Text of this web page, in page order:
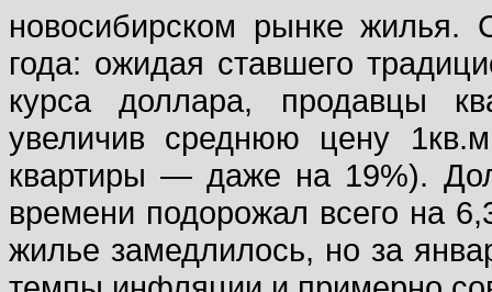
новосибирском рынке жилья.
года: ожидая ставшего
курса доллара, продавцы
увеличив среднюю цену
квартиры — даже на 19%).
времени подорожал всего на
жилье замедлилось, но за